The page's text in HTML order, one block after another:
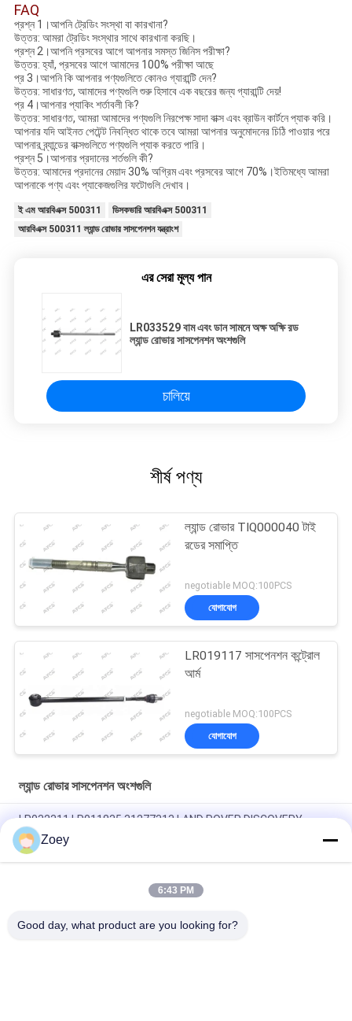
FAQ
প্রশ্ন 1।আপনি ট্রেডিং সংস্থা বা কারখানা?
উত্তর: আমরা ট্রেডিং সংস্থার সাথে কারখানা করছি।
প্রশ্ন 2।আপনি প্রসবের আগে আপনার সমস্ত জিনিস পরীক্ষা?
উত্তর: হ্যাঁ, প্রসবের আগে আমাদের 100% পরীক্ষা আছে
প্র 3।আপনি কি আপনার পণ্যগুলিতে কোনও গ্যারান্টি দেন?
উত্তর: সাধারণত, আমাদের পণ্যগুলি শুরু হিসাবে এক বছরের জন্য গ্যারান্টি দেয়!
প্র 4।আপনার প্যাকিং শর্তাবলী কি?
উত্তর: সাধারণত, আমরা আমাদের পণ্যগুলি নিরপেক্ষ সাদা বাক্স এবং ব্রাউন কার্টনে প্যাক করি।
আপনার যদি আইনত পেটেন্ট নিবন্ধিত থাকে তবে আমরা আপনার অনুমোদনের চিঠি পাওয়ার পরে
আপনার ব্র্যান্ডের বাক্সগুলিতে পণ্যগুলি প্যাক করতে পারি।
প্রশ্ন 5।আপনার প্রদানের শর্তগুলি কী?
উত্তর: আমাদের প্রদানের মেয়াদ 30% অগ্রিম এবং প্রসবের আগে 70%।ইতিমধ্যে আমরা
আপনাকে পণ্য এবং প্যাকেজগুলির ফটোগুলি দেখাব।
ই এম আরবিএক্স 500311
ডিসকভারি আরবিএক্স 500311
আরবিএক্স 500311 ল্যান্ড রোভার সাসপেনশন যন্ত্রাংশ
এর সেরা মূল্য পান
LR033529 বাম এবং ডান সামনে অক্ষ অক্ষি রড
ল্যান্ড রোভার সাসপেনশন অংশগুলি
চালিয়ে
শীর্ষ পণ্য
ল্যান্ড রোভার TIQ000040 টাই
রডের সমাপ্তি
negotiable MOQ:100PCS
যোগাযোগ
LR019117 সাসপেনশন কন্ট্রোল
আর্ম
negotiable MOQ:100PCS
যোগাযোগ
ল্যান্ড রোভার সাসপেনশন অংশগুলি
LR032311 LR011835 31277313 LAND ROVER DISCOVERY
SPORT এর জন্য ইঞ্জিন মাউন্ট
OEM LR092039 IAF500021 TRANSMISSION MOUNT FOR LAND
Zoey
6:43 PM
Good day, what product are you looking for?